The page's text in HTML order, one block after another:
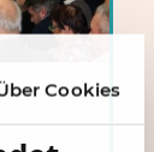
Cookies